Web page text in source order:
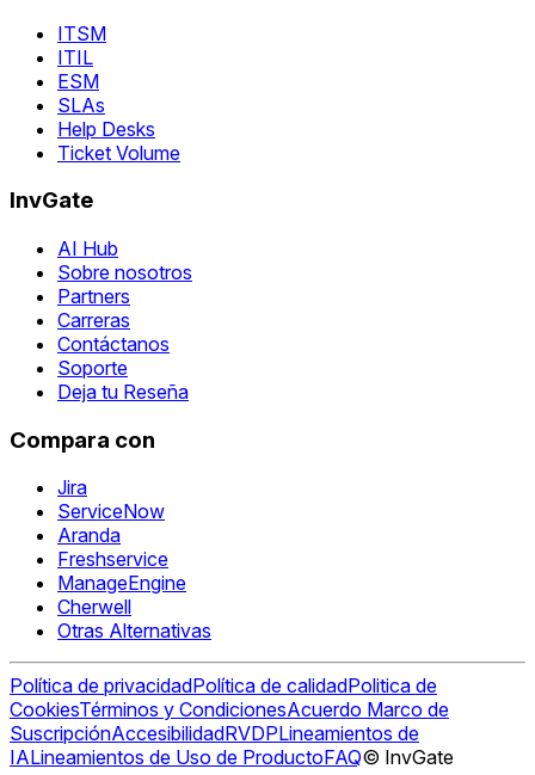
ITSM
ITIL
ESM
SLAs
Help Desks
Ticket Volume
InvGate
AI Hub
Sobre nosotros
Partners
Carreras
Contáctanos
Soporte
Deja tu Reseña
Compara con
Jira
ServiceNow
Aranda
Freshservice
ManageEngine
Cherwell
Otras Alternativas
Política de privacidadPolítica de calidadPolitica de
CookiesTérminos y CondicionesAcuerdo Marco de
SuscripciónAccesibilidadRVDPLineamientos de
IALineamientos de Uso de ProductoFAQ© InvGate